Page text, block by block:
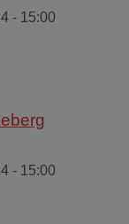
- 15:00
- 15:00